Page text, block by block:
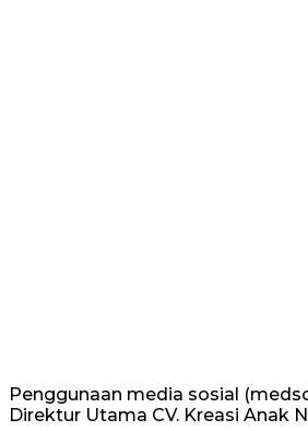
Penggunaan media sosial
Direktur Utama CV. Kreasi Anak